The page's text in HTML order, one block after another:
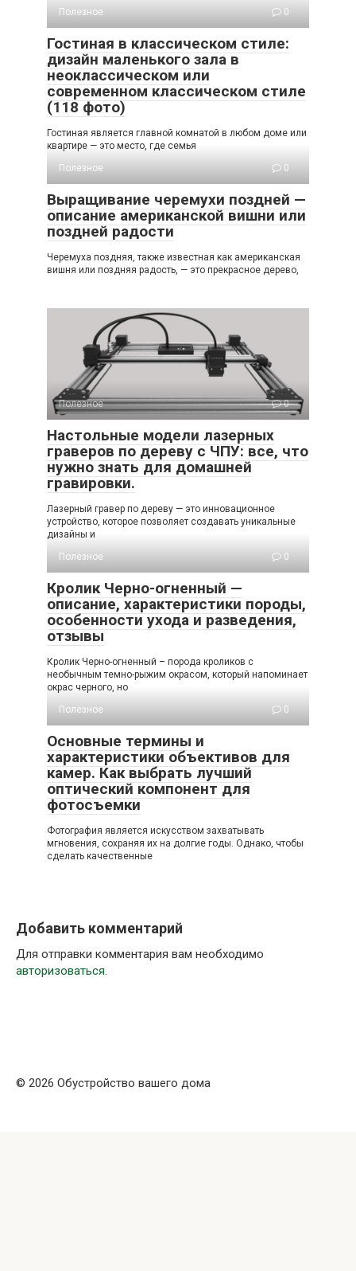
Полезное
0
Гостиная в классическом стиле:
дизайн маленького зала в
неоклассическом или
современном классическом стиле
(118 фото)
Гостиная является главной комнатой в любом доме или
квартире — это место, где семья
Полезное
0
Выращивание черемухи поздней —
описание американской вишни или
поздней радости
Черемуха поздняя, также известная как американская
вишня или поздняя радость, — это прекрасное дерево,
Полезное 0
Настольные модели лазерных
граверов по дереву с ЧПУ: все, что
нужно знать для домашней
гравировки.
Лазерный гравер по дереву — это инновационное
устройство, которое позволяет создавать уникальные
дизайны и
Полезное
0
Кролик Черно-огненный —
описание, характеристики породы,
особенности ухода и разведения,
отзывы
Кролик Черно-огненный – порода кроликов с
необычным темно-рыжим окрасом, который напоминает
окрас черного, но
Полезное
0
Основные термины и
характеристики объективов для
камер. Как выбрать лучший
оптический компонент для
фотосъемки
Фотография является искусством захватывать
мгновения, сохраняя их на долгие годы. Однако, чтобы
сделать качественные
Добавить комментарий
Для отправки комментария вам необходимо
авторизоваться.
© 2026 Обустройство вашего дома